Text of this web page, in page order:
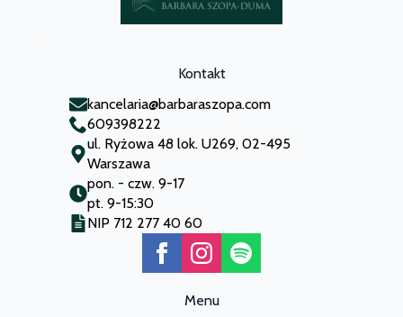
Kontakt
kancelaria@barbaraszopa.com
609398222
ul. Ryżowa 48 lok. U269, 02-495
Warszawa
pon. - czw. 9-17
pt. 9-15:30
NIP 712 277 40 60
Menu